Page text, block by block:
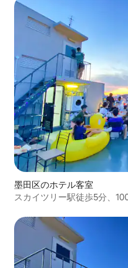
墨田区のホテル客室
スカイツリー駅徒歩5分、
機、バスタブ